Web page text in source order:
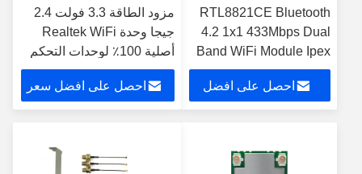
RTL8821CE Bluetooth
4.2 1x1 433Mbps Dual
Band WiFi Module Ipex
Connector
احصل على افضل
مزود الطاقة 3.3 فولت 2.4
جيجا وحدة Realtek WiFi
أصلية 100٪ لوحدات التحكم
الصناعية
احصل على افضل سعر